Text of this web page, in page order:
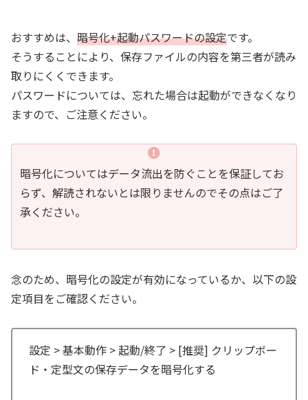
おすすめは、 暗号化+起動パスワードの設定です。
そうすることにより、保存ファイルの内容を第三者が読み
取りにくくできます。
パスワードについては、忘れた場合は起動ができなくなり
ますので、ご注意ください。
暗号化についてはデータ流出を防ぐことを保証してお
らず、解読されないとは限りませんのでその点はご了
承ください。
念のため、暗号化の設定が有効になっているか、以下の設
定項目をご確認ください。
設定 > 基本動作 > 起動/終了 > [推奨] クリップボー
ド・定型文の保存データを暗号化する